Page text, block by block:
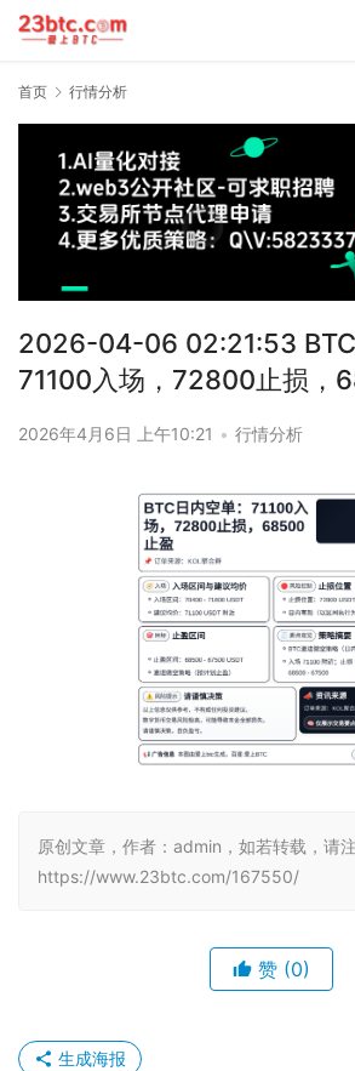
首页 行情分析
2026-04-06 02:21:53 BTC
71100入场，72800止损，
2026年4月6日 上午10:21 • 行情分析
原创文章，作者：admin，如若转载，请
https://www.23btc.com/167550/
赞 (0)
生成海报